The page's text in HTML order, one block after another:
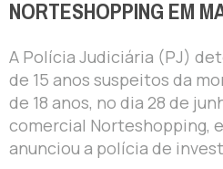
NORTESHOPPING EM
A Polícia Judiciária (PJ)
de 15 anos suspeitos da
de 18 anos, no dia 28 de
comercial Norteshopping,
anunciou a polícia de